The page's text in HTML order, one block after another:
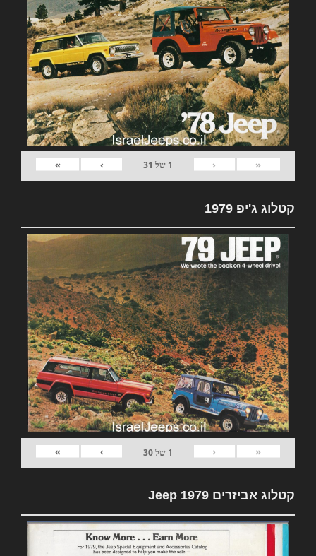
«
‹
1 של 31
›
»
קטלוג ג'יפ 1979
«
‹
1 של30
›
»
קטלוג אביזרים 1979 Jeep